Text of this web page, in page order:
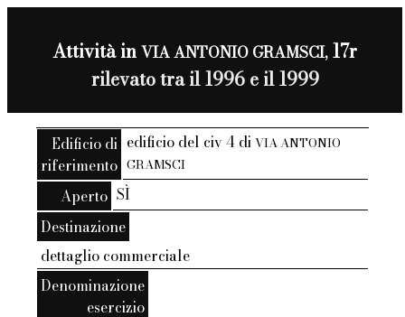
Attività inVIA ANTONIO GRAMSCI,17r
rilevato tra il 1996 e il 1999
Edificio di
riferimento
edificio del civ 4 diVIA ANTONIO
GRAMSCI
Aperto SÌ
Destinazione
dettaglio commerciale
Denominazione
esercizio